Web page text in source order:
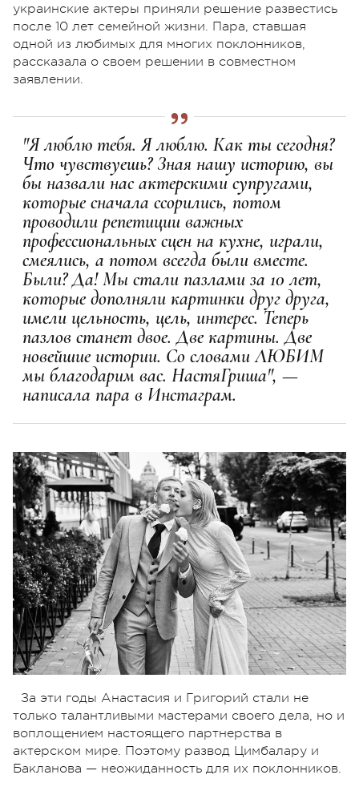
украинские актеры приняли решение развестись
после 10 лет семейной жизни. Пара, ставшая
одной из любимых для многих поклонников,
рассказала о своем решении в совместном
заявлении.
"Я люблю тебя. Я люблю. Как ты сегодня?
Что чувствуешь? Зная нашу историю, вы
бы назвали нас актерскими супругами,
которые сначала ссорились, потом
проводили репетиции важных
профессиональных сцен на кухне, играли,
смеялись, а потом всегда были вместе.
Были? Да! Мы стали пазлами за 10 лет,
которые дополняли картинки друг друга,
имели цельность, цель, интерес. Теперь
пазлов станет двое. Две картины. Две
новейшие истории. Со словами ЛЮБИМ
мы благодарим вас. НастяГриша", —
написала пара в Инстаграм.
За эти годы Анастасия и Григорий стали не
только талантливыми мастерами своего дела, но и
воплощением настоящего партнерства в
актерском мире. Поэтому развод Цимбалару и
Бакланова — неожиданность для их поклонников.